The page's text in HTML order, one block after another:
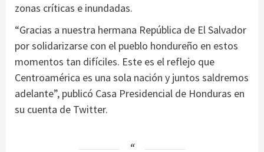
zonas críticas e inundadas.
“Gracias a nuestra hermana República de El Salvador
por solidarizarse con el pueblo hondureño en estos
momentos tan difíciles. Este es el reflejo que
Centroamérica es una sola nación y juntos saldremos
adelante”, publicó Casa Presidencial de Honduras en
su cuenta de Twitter.